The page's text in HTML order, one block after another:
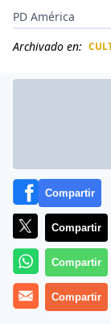
PD América
Archivado en:
La cantante
Compartir
Compartir
Compartir
Compartir